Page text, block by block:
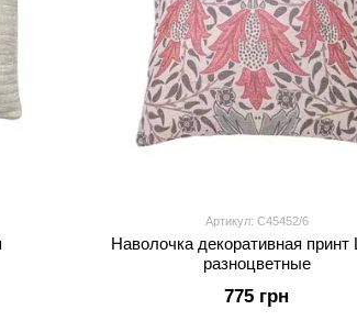
Артикул: С45452/6
Наволочка декоративная принт
разноцветные
775 грн